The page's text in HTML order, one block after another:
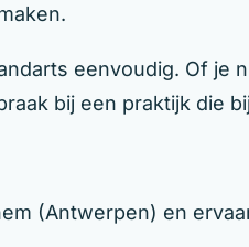
eenvoudig. Of je
bij een praktijk die
(Antwerpen) en